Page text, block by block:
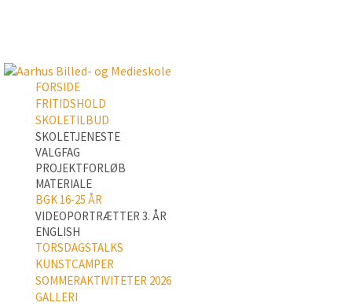
FORSIDE
FRITIDSHOLD
SKOLETILBUD
SKOLETJENESTE
VALGFAG
PROJEKTFORLØB
MATERIALE
BGK 16-25 ÅR
VIDEOPORTRÆTTER 3. ÅR
ENGLISH
TORSDAGSTALKS
KUNSTCAMPER
SOMMERAKTIVITETER 2026
GALLERI